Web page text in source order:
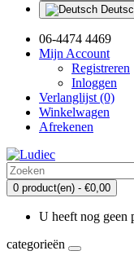
06-4474 4469
Mijn Account
Registreren
Inloggen
Verlanglijst (0)
Winkelwagen
Afrekenen
0 product(en) - €0,00
U heeft nog geen
categorieën